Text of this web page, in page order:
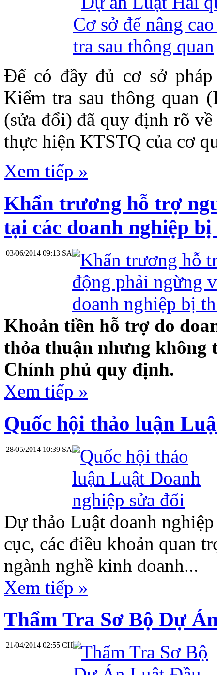
Để có đầy đủ cơ sở
Kiểm tra sau thông quan
(sửa đổi) đã quy định rõ
thực hiện KTSTQ của cơ
Xem tiếp »
Khẩn trương hỗ trợ
tại các doanh nghiệp
03/06/2014 09:13 SA
Khoản tiền hỗ trợ do
thỏa thuận nhưng không
Chính phủ quy định.
Xem tiếp »
Quốc hội thảo luận
28/05/2014 10:39 SA
Dự thảo Luật doanh
cục, các điều khoản quan
ngành nghề kinh doanh...
Xem tiếp »
Thẩm Tra Sơ Bộ Dự
21/04/2014 02:55 CH